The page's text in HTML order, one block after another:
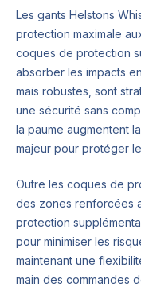
Les gants Helstons
protection maximale
coques de protection
absorber les impacts
mais robustes, sont
une sécurité sans
la paume augmentent
majeur pour protéger
Outre les coques de
des zones renforcées
protection
pour minimiser les
maintenant une
main des commandes